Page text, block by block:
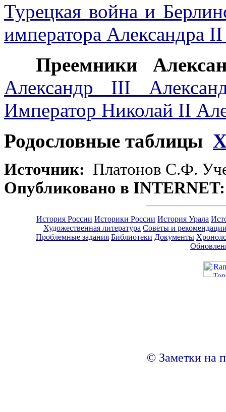
Турецкая война и
императора Александра
Преемники
Александр III
Император Николай II
Родословные таблицы
Источник: Платонов С.Ф.
Опубликовано в
История России Историки России История Урала
Художественная литература Советы и
Проблемные задания Библиотеки Документы
© Заметки на